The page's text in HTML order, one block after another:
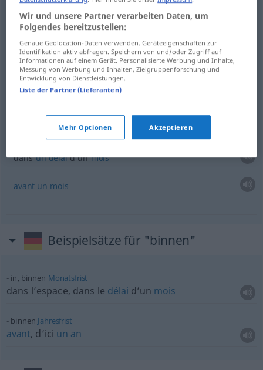
Beispiele
binnendreiTagen
dans, sous lestroisjours
binnen Kurzem
binnen einemMonat, binnen eines Monats GEH
dansun délaid’unmois
avant un mois
Beispielsätze für "binnen"
in, binnen Monatsfrist
dans l’espace, dans le délai d’un mois
binnen Jahresfrist
avant, d’ici un an
Wir und unsere Partner verarbeiten Daten, um
Folgendes bereitzustellen:
Genaue Geolocation-Daten verwenden. Geräteeigenschaften zur
Identifikation aktiv abfragen. Speichern von und/oder Zugriff auf
Informationen auf einem Gerät. Personalisierte Werbung und Inhalte,
Messung von Werbung und Inhalten, Zielgruppenforschung und
Entwicklung von Dienstleistungen.
Liste der Partner (Lieferanten)
Mehr Optionen Akzeptieren